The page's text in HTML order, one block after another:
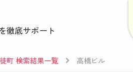
徹底サポート
町 検索結果一覧 高橋ビル